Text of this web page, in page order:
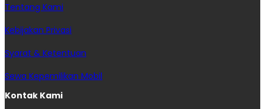
Tentang Kami
Kebijakan Privasi
Syarat & Ketentuan
Sewa Kepemilikan Mobil
Kontak Kami